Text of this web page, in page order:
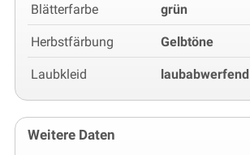
Blätterfarbe grün
Herbstfärbung Gelbtöne
Laubkleid laubabwerfend
Weitere Daten